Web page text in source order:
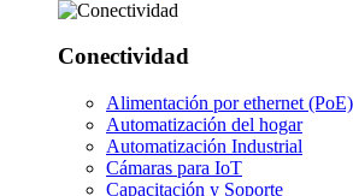
Conectividad
Alimentación por ethernet (PoE)
Automatización del hogar
Automatización Industrial
Cámaras para IoT
Capacitación y Soporte